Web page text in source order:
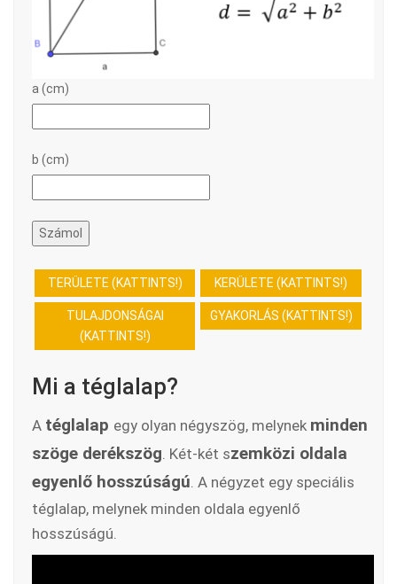
a (cm)
b (cm)
Számol
TERÜLETE (KATTINTS!) KERÜLETE (KATTINTS!)
TULAJDONSÁGAI
(KATTINTS!)
GYAKORLÁS (KATTINTS!)
Mi a téglalap?
A téglalap egy olyan négyszög, melynek minden
szöge derékszög. Két-két szemközi oldala
egyenlő hosszúságú. A négyzet egy speciális
téglalap, melynek minden oldala egyenlő
hosszúságú.